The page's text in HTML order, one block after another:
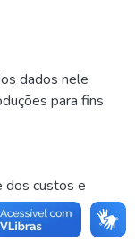
dados nele
para fins
dos custos e
and